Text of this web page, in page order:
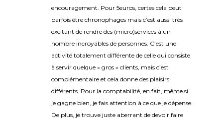
encouragement. Pour 5euros, certes cela peut
parfois être chronophages mais c’est aussi très
excitant de rendre des (micro)services à un
nombre incroyables de personnes. C’est une
activité totalement différente de celle qui consiste
à servir quelque « gros » clients, mais c’est
complémentaire et cela donne des plaisirs
différents. Pour la comptabilité, en fait, même si
je gagne bien, je fais attention à ce que je dépense.
De plus, je trouve juste aberrant de devoir faire